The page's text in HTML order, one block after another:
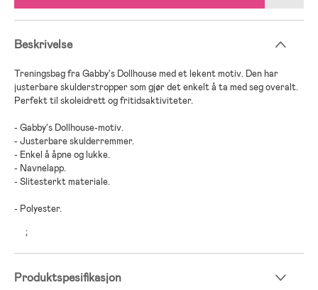
Beskrivelse
Treningsbag fra Gabby's Dollhouse med et lekent motiv. Den har
justerbare skulderstropper som gjør det enkelt å ta med seg overalt.
Perfekt til skoleidrett og fritidsaktiviteter.
- Gabby's Dollhouse-motiv.
- Justerbare skulderremmer.
- Enkel å åpne og lukke.
- Navnelapp.
- Slitesterkt materiale.
- Polyester.
;
Produktspesifikasjon